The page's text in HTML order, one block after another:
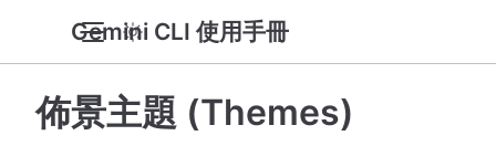
Gemini CLI 使用手冊
佈景主題 (Themes)